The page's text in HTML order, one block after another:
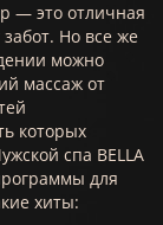
— это отличная
Но все же
можно
массаж от
которых
спа BELLA
для
хиты: